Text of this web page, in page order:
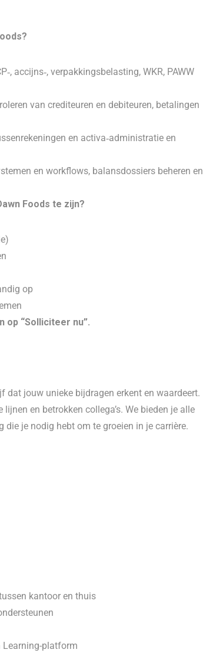
accijns‑, verpakkingsbelasting, WKR, PAWW
van crediteuren en debiteuren, betalingen
en activa‑administratie en
en workflows, balansdossiers beheren en
Foods te zijn?
op
op “Solliciteer nu”.
jouw unieke bijdragen erkent en waardeert.
en betrokken collega’s. We bieden je alle
je nodig hebt om te groeien in je carrière.
kantoor en thuis
Learning-platform